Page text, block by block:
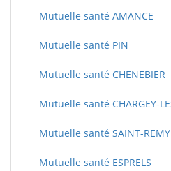
Mutuelle santé AMANCE
Mutuelle santé PIN
Mutuelle santé CHENEBIER
Mutuelle santé CHARGEY-
Mutuelle santé SAINT-REMY
Mutuelle santé ESPRELS